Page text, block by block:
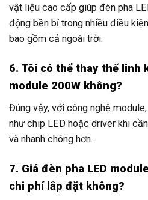
vật liệu cao cấp giúp đèn pha
động bền bỉ trong nhiều điều
bao gồm cả ngoài trời.
6. Tôi có thể thay thế linh
module 200W không?
Đúng vậy, với công nghệ
như chip LED hoặc driver khi
và nhanh chóng hơn.
7. Giá đèn pha LED
chi phí lắp đặt không?